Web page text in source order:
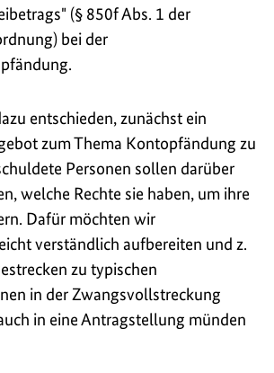
(§ 850f Abs. 1 der
bei der
entschieden, zunächst ein
zum Thema Kontopfändung zu
Personen sollen darüber
welche Rechte sie haben, um ihre
Dafür möchten wir
verständlich aufbereiten und z.
zu typischen
in der Zwangsvollstreckung
in eine Antragstellung münden